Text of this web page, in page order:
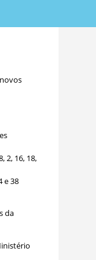
2, 16, 18,
e 38
da